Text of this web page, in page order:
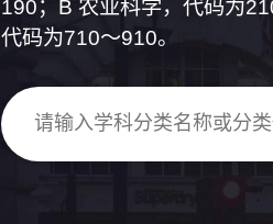
190；B 农业科学，代码为
代码为710～910。